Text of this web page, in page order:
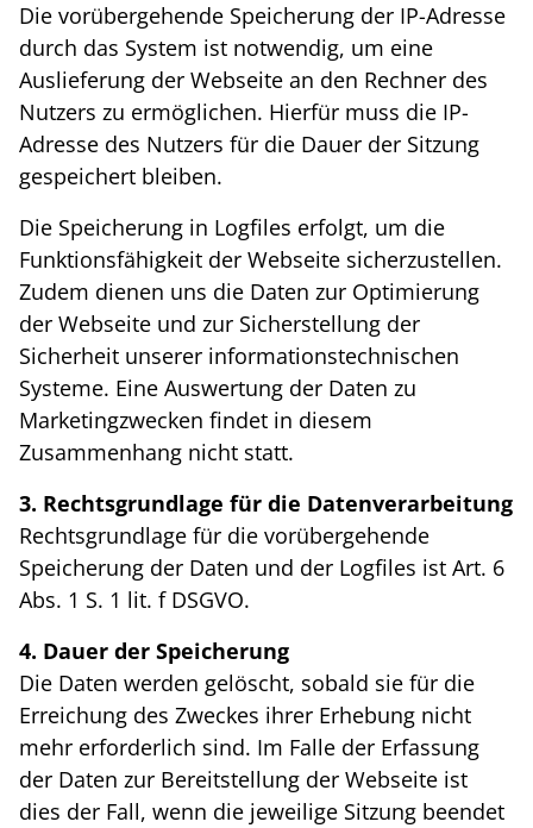
Die vorübergehende Speicherung der IP-Adresse
durch das System ist notwendig, um eine
Auslieferung der Webseite an den Rechner des
Nutzers zu ermöglichen. Hierfür muss die IP-
Adresse des Nutzers für die Dauer der Sitzung
gespeichert bleiben.
Die Speicherung in Logfiles erfolgt, um die
Funktionsfähigkeit der Webseite sicherzustellen.
Zudem dienen uns die Daten zur Optimierung
der Webseite und zur Sicherstellung der
Sicherheit unserer informationstechnischen
Systeme. Eine Auswertung der Daten zu
Marketingzwecken findet in diesem
Zusammenhang nicht statt.
3. Rechtsgrundlage für die Datenverarbeitung
Rechtsgrundlage für die vorübergehende
Speicherung der Daten und der Logfiles ist Art. 6
Abs. 1 S. 1 lit. f DSGVO.
4. Dauer der Speicherung
Die Daten werden gelöscht, sobald sie für die
Erreichung des Zweckes ihrer Erhebung nicht
mehr erforderlich sind. Im Falle der Erfassung
der Daten zur Bereitstellung der Webseite ist
dies der Fall, wenn die jeweilige Sitzung beendet